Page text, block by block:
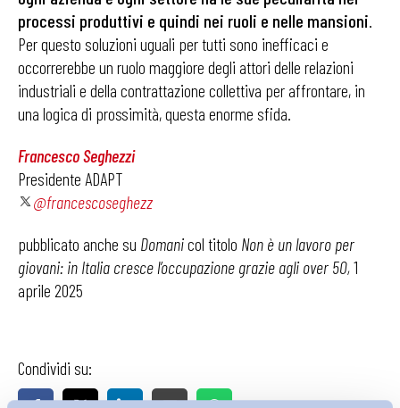
processi produttivi e quindi nei ruoli e nelle mansioni.
Per questo soluzioni uguali per tutti sono inefficaci e
occorrerebbe un ruolo maggiore degli attori delle relazioni
industriali e della contrattazione collettiva per affrontare, in
una logica di prossimità, questa enorme sfida.
Francesco Seghezzi
Presidente ADAPT
@francescoseghezz
pubblicato anche su Domanicol titolo Non è un lavoro per
giovani: in Italia cresce l’occupazione grazie agli over 50,1
aprile 2025
Condividi su: